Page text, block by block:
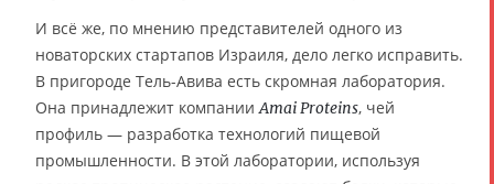
И всё же, по мнению представителей одного из
новаторских стартапов Израиля, дело легко исправить.
В пригороде Тель-Авива есть скромная лаборатория.
Она принадлежит компании Amai Proteins, чей
профиль — разработка технологий пищевой
промышленности. В этой лаборатории, используя